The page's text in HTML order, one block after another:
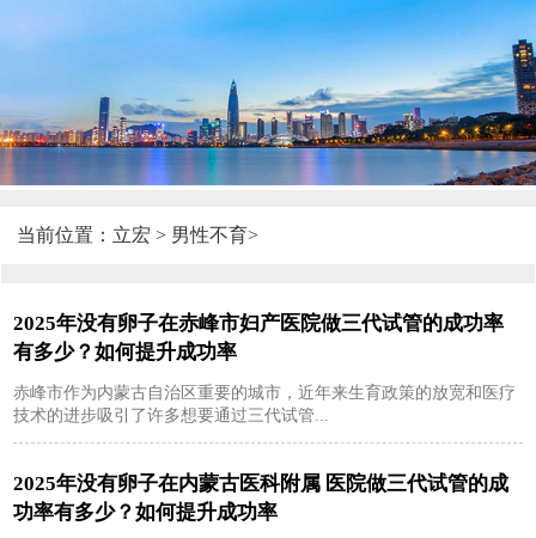
当前位置： 立宏 > 男性不育>
2025年没有卵子在赤峰市妇产医院做三代试管的成功率
有多少？如何提升成功率
赤峰市作为内蒙古自治区重要的城市，近年来生育政策的放宽和医疗
技术的进步吸引了许多想要通过三代试管...
2025年没有卵子在内蒙古医科附属 医院做三代试管的成
功率有多少？如何提升成功率